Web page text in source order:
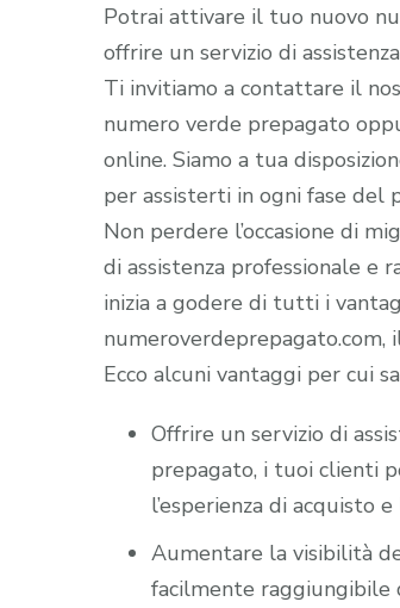
Potrai attivare il tuo nuovo
offrire un servizio di
Ti invitiamo a contattare il
numero verde prepagato
online. Siamo a tua
per assisterti in ogni fase del
Non perdere l’occasione di
di assistenza professionale
inizia a godere di tutti i
Ecco alcuni vantaggi per cui
Offrire un servizio di
prepagato, i tuoi clienti
l’esperienza di acquisto
Aumentare la visibilità
facilmente raggiungibile